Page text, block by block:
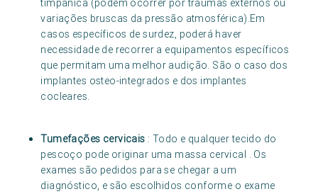
timpânica (podem ocorrer por traumas externos ou
variações bruscas da pressão atmosférica).Em
casos específicos de surdez, poderá haver
necessidade de recorrer a equipamentos específicos
que permitam uma melhor audição. São o caso dos
implantes osteo-integrados e dos implantes
cocleares.
Tumefações cervicais : Todo e qualquer tecido do
pescoço pode originar uma massa cervical . Os
exames são pedidos para se chegar a um
diagnóstico, e são escolhidos conforme o exame